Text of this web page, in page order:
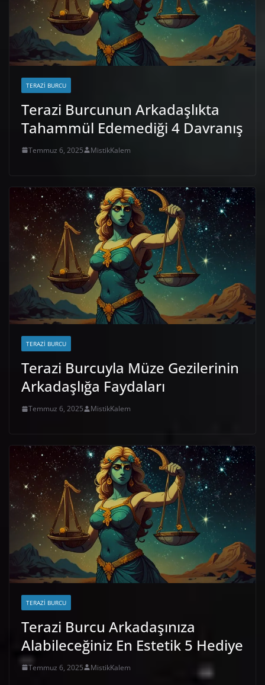
TERAZI BURCU
Terazi Burcunun Arkadaşlıkta
Tahammül Edemediği 4 Davranış
Temmuz 6, 2025 MistikKalem
TERAZI BURCU
Terazi Burcuyla Müze Gezilerinin
Arkadaşlığa Faydaları
Temmuz 6, 2025 MistikKalem
TERAZI BURCU
Terazi Burcu Arkadaşınıza
Alabileceğiniz En Estetik 5 Hediye
Temmuz 6, 2025 MistikKalem